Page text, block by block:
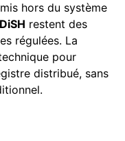
hors du système
DiSH restent des
régulées. La
pour
distribué, sans